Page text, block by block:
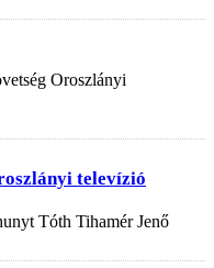
Oroszlányi
televízió
Tóth Tihamér Jenő